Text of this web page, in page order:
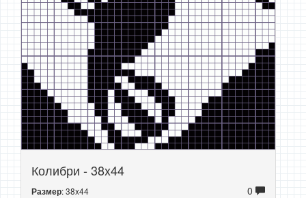
Колибри - 38x44
Размер: 38x44
0